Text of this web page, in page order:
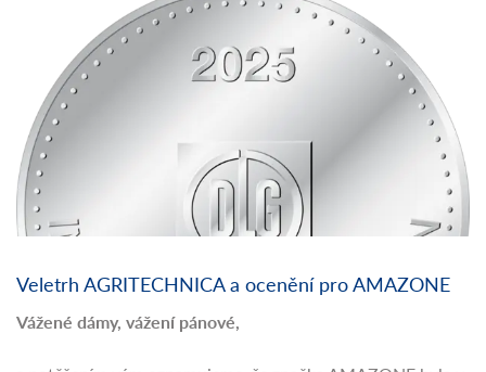
Veletrh AGRITECHNICA a ocenění pro AMAZONE
Vážené dámy, vážení pánové,